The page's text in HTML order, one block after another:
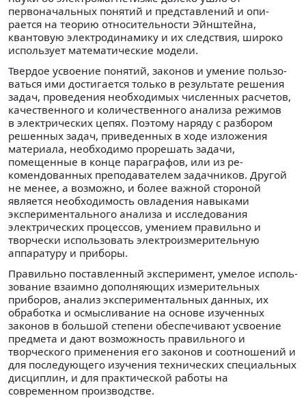
первоначальных понятий и представлений и опи­
рается на теорию относительности Эйнштейна,
квантовую электродинамику и их следствия, широко
использует мате­матические модели.
Твердое усвоение понятий, законов и умение пользо­
ваться ими достигается только в результате решения
задач, проведения необходимых численных расчетов,
качествен­ного и количественного анализа режимов
в электрических цепях. Поэтому наряду с разбором
решенных задач, приве­денных в ходе изложения
материала, необходимо проре­шать задачи,
помещенные в конце параграфов, или из ре­
комендованных преподавателем задачников. Другой
не ме­нее, а возможно, и более важной стороной
является необ­ходимость овладения навыками
экспериментального ана­лиза и исследования
электрических процессов, умением правильно и
творчески использовать электроизмерительную
аппаратуру и приборы.
Правильно поставленный эксперимент, умелое исполь­
зование взаимно дополняющих измерительных
приборов, анализ экспериментальных данных, их
обработка и осмыс­ливание на основе изученных
законов в большой степени обеспечивают усвоение
предмета и дают возможность пра­вильного и
творческого применения его законов и соотно­шений и
для последующего изучения технических специ­альных
дисциплин, и для практической работы на
современном производстве.